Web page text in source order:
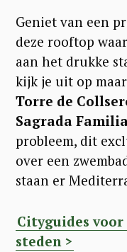
Geniet van een
deze rooftop
aan het drukke
kijk je uit op
Torre de
Sagrada
probleem, dit
over een
staan er
Cityguides voor
steden >